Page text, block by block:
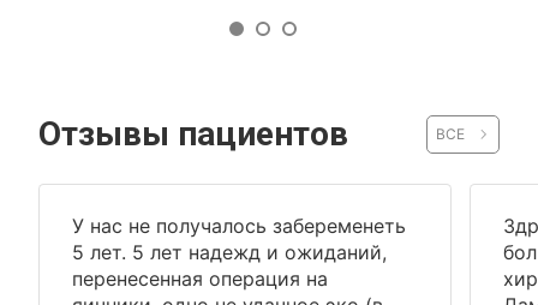
Отзывы пациентов ВСЕ
У нас не получалось забеременеть
5 лет. 5 лет надежд и ожиданий,
перенесенная операция на